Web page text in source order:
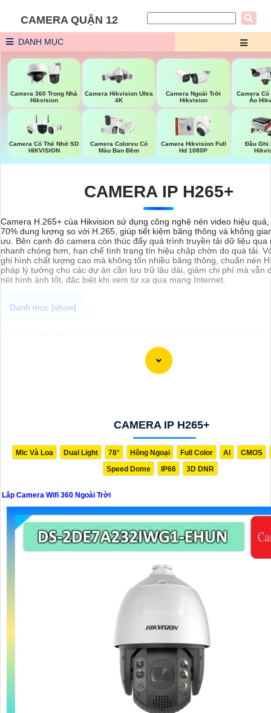
CAMERA QUẬN 12
DANH MỤC
Camera 360 Trong Nhà
Hikvision
Camera Hikvision Ultra
4K
Camera Ngoài Trời
Hikvision
Camera Có
Ảo
Camera Có Thẻ Nhớ SD
HIKVISION
Camera Colorvu Có
Màu Ban Đêm
Camera Hikvision Full
Hd 1080P
Đầu Ghi
CAMERA IP H265+
Camera H.265+ của Hikvision sử dụng công nghệ nén video hiệu
70% dung lượng so với H.265, giúp tiết kiệm băng thông và không
ưu. Bên cạnh đó camera còn thúc đẩy quá trình truyền tải dữ liệu qua
nhanh chóng hơn, hạn chế tình trạng tín hiệu chập chờn do quá tải.
ghi hình chất lượng cao mà không tốn nhiều băng thông, chuẩn nén
pháp lý tưởng cho các dự án cần lưu trữ lâu dài, giảm chi phí mà vẫn
nét hình ảnh tốt, đặc biệt khi xem từ xa qua mạng Internet.
gian của bạn một cách hiệu quả, đặc biệt là các khu vực ngoài trời.
khả năng xoay 360 độ cho góc nhìn toàn cảnh giúp bạn theo dõi mọi
xảy ra tại khu vực giám sát dễ dàng với các chi tiết trong khung hình
CAMERA IP H265+
Mic Và Loa Dual Light 78° Hồng Ngoại Full Color AI
CMOS
Speed Dome
IP66 3D DNR
Lắp Camera Wifi 360 Ngoài Trời